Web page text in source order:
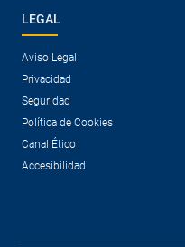
LEGAL
Aviso Legal
Privacidad
Seguridad
Política de Cookies
Canal Ético
Accesibilidad